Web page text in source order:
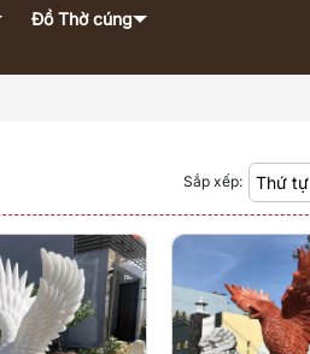
Đồ Thờ cúng
Sắp xếp: Thứ tự